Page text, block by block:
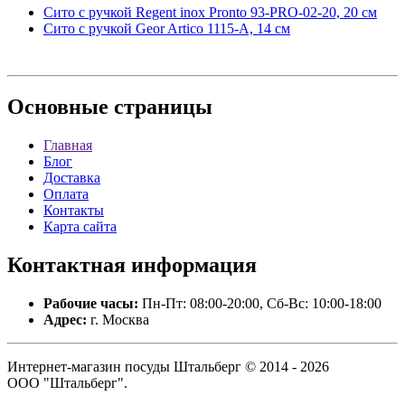
Сито с ручкой Regent inox Pronto 93-PRO-02-20, 20 см
Сито с ручкой Geor Artico 1115-А, 14 см
Основные страницы
Главная
Блог
Доставка
Оплата
Контакты
Карта сайта
Контактная информация
Рабочие часы: Пн-Пт: 08:00-20:00, Сб-Вс: 10:00-18:00
Адрес: г. Москва
Интернет-магазин посуды Штальберг © 2014 - 2026
ООО "Штальберг".